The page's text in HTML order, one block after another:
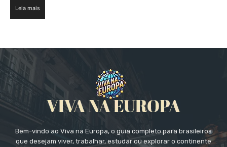
Leia mais
Bem-vindo ao Viva na Europa, o guia completo para brasileiros
que desejam viver, trabalhar, estudar ou explorar o continente